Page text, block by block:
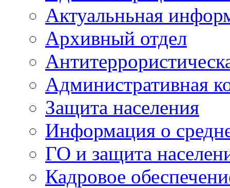
Актуальньная
Архивный отдел
Административная
Защита населения
Информация о
ГО и защита
Кадровое